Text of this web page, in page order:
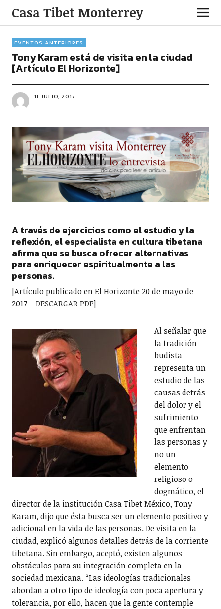
Casa Tibet Monterrey
EVENTOS ANTERIORES
Tony Karam está de visita en la ciudad
[Artículo El Horizonte]
11 JULIO, 2017
A través de ejercicios como el estudio y la
reflexión, el especialista en cultura tibetana
afirma que se busca ofrecer alternativas
para enriquecer espiritualmente a las
personas.
[Artículo publicado en El Horizonte 20 de mayo de
2017 –DESCARGAR PDF]
Al señalar que
la tradición
budista
representa un
estudio de las
causas detrás
del dolor y el
sufrimiento
que enfrentan
las personas y
no un
elemento
religioso o
dogmático, el
director de la institución Casa Tibet México, Tony
Karam, dijo que ésta busca ser un elemento positivo y
adicional en la vida de las personas. De visita en la
ciudad, explicó algunos detalles detrás de la corriente
tibetana. Sin embargo, aceptó, existen algunos
obstáculos para su integración completa en la
sociedad mexicana. “Las ideologías tradicionales
abordan a otro tipo de ideología con poca apertura y
tolerancia, por ello, hacen que la gente contemple